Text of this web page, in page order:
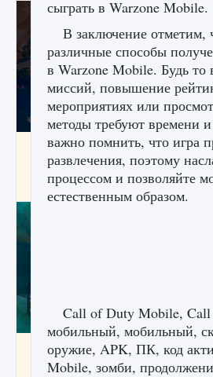
Как разблокировать заклинание
Creatures of Ava
9 августа 2024 1 393
Как приручить существ из
игре Creatures of Ava
сыграть в Warzone Mobile.
В заключение отметим,
различные способы
в Warzone Mobile. Будь то
миссий, повышение
мероприятиях или
методы требуют времени
важно помнить, что игра
развлечения, поэтому
процессом и позволяйте
естественным образом.
Call of Duty Mobile,
мобильный, мобильный,
оружие, APK, ПК, код
Mobile, зомби,